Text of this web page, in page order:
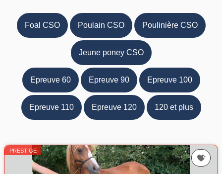
Foal CSO Poulain CSO Poulinière CSO
Jeune poney CSO
Epreuve 60 Epreuve 90 Epreuve 100
Epreuve 110 Epreuve 120 120 et plus
PRESTIGE